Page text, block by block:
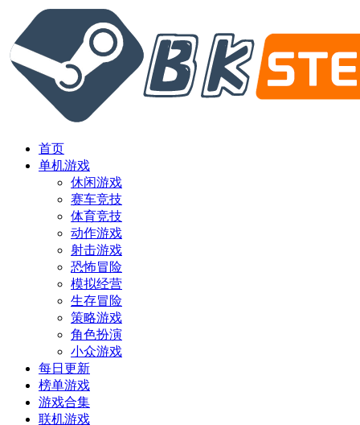
首页
单机游戏
休闲游戏
赛车竞技
体育竞技
动作游戏
射击游戏
恐怖冒险
模拟经营
生存冒险
策略游戏
角色扮演
小众游戏
每日更新
榜单游戏
游戏合集
联机游戏